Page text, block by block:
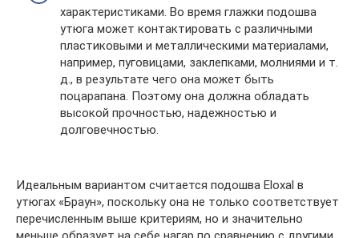
характеристиками. Во время глажки подошва
утюга может контактировать с различными
пластиковыми и металлическими материалами,
например, пуговицами, заклепками, молниями и т.
д., в результате чего она может быть
поцарапана. Поэтому она должна обладать
высокой прочностью, надежностью и
долговечностью.
Идеальным вариантом считается подошва Eloxal в
утюгах «Браун», поскольку она не только соответствует
перечисленным выше критериям, но и значительно